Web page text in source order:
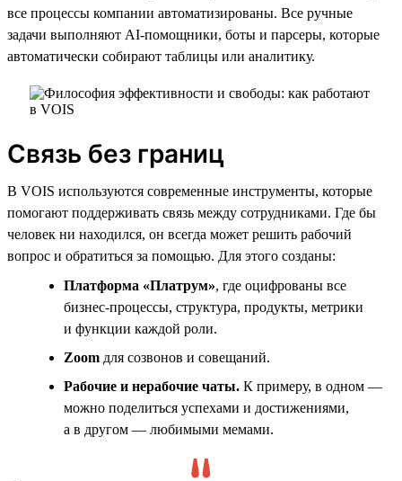
все процессы компании автоматизированы. Все ручные
задачи выполняют AI-помощники, боты и парсеры, которые
автоматически собирают таблицы или аналитику.
Связь без границ
В VOIS используются современные инструменты, которые
помогают поддерживать связь между сотрудниками. Где бы
человек ни находился, он всегда может решить рабочий
вопрос и обратиться за помощью. Для этого созданы:
Платформа «Платрум», где оцифрованы все
бизнес-процессы, структура, продукты, метрики
и функции каждой роли.
Zoom для созвонов и совещаний.
Рабочие и нерабочие чаты. К примеру, в одном —
можно поделиться успехами и достижениями,
а в другом — любимыми мемами.